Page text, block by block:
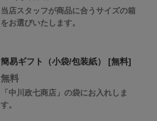
当店スタッフが商品に合うサイズの箱
をお選びいたします。
簡易ギフト（小袋/包装紙） [無料]
無料
「中川政七商店」の袋にお入れしま
す。